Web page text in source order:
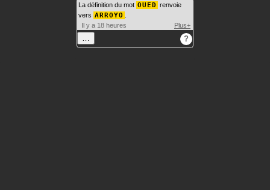
La définition du mot OUED renvoie
vers ARROYO
Il y a 18 heures
Plus+
… ?